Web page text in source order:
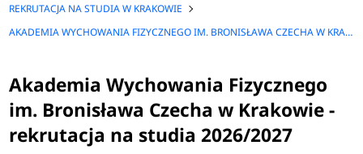
REKRUTACJA NA STUDIA W KRAKOWIE
AKADEMIA WYCHOWANIA FIZYCZNEGO IM. BRONISŁAWA CZECHA W KRAKOWIE
Akademia Wychowania Fizycznego
im. Bronisława Czecha w Krakowie -
rekrutacja na studia 2026/2027